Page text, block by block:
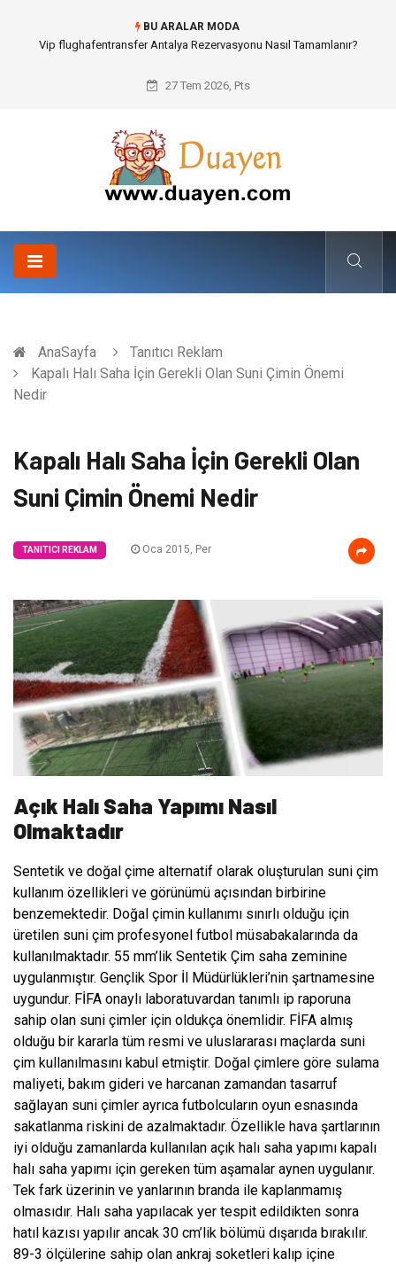
BU ARALAR MODA
Vip flughafentransfer Antalya Rezervasyonu Nasıl Tamamlanır?
27 Tem 2026, Pts
AnaSayfa
Tanıtıcı Reklam
Kapalı Halı Saha İçin Gerekli Olan Suni Çimin Önemi
Nedir
Kapalı Halı Saha İçin Gerekli Olan
Suni Çimin Önemi Nedir
TANITICI REKLAM Oca 2015, Per
Açık Halı Saha Yapımı Nasıl
Olmaktadır
Sentetik ve doğal çime alternatif olarak oluşturulan suni çim
kullanım özellikleri ve görünümü açısından birbirine
benzemektedir. Doğal çimin kullanımı sınırlı olduğu için
üretilen suni çim profesyonel futbol müsabakalarında da
kullanılmaktadır. 55 mm’lik Sentetik Çim saha zeminine
uygulanmıştır. Gençlik Spor İl Müdürlükleri’nin şartnamesine
uygundur. FİFA onaylı laboratuvardan tanımlı ip raporuna
sahip olan suni çimler için oldukça önemlidir. FİFA almış
olduğu bir kararla tüm resmi ve uluslararası maçlarda suni
çim kullanılmasını kabul etmiştir. Doğal çimlere göre sulama
maliyeti, bakım gideri ve harcanan zamandan tasarruf
sağlayan suni çimler ayrıca futbolcuların oyun esnasında
sakatlanma riskini de azalmaktadır. Özellikle hava şartlarının
iyi olduğu zamanlarda kullanılan açık halı saha yapımı kapalı
halı saha yapımı için gereken tüm aşamalar aynen uygulanır.
Tek fark üzerinin ve yanlarının branda ile kaplanmamış
olmasıdır. Halı saha yapılacak yer tespit edildikten sonra
hatıl kazısı yapılır ancak 30 cm’lik bölümü dışarıda bırakılır.
89-3 ölçülerine sahip olan ankraj soketleri kalıp içine